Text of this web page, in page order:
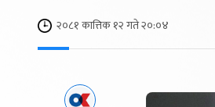
२०८१ कात्तिक १२ गते २०:०४